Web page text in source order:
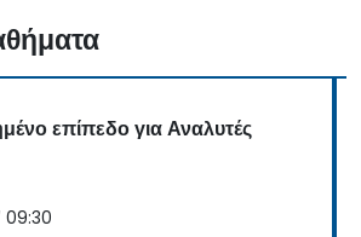
επίπεδο για Αναλυτές